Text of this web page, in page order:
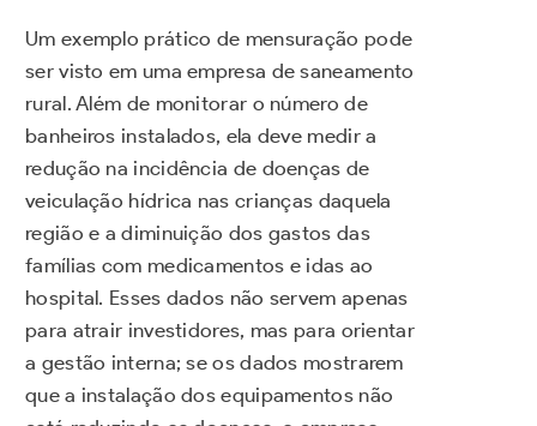
Um exemplo prático de mensuração pode
ser visto em uma empresa de saneamento
rural. Além de monitorar o número de
banheiros instalados, ela deve medir a
redução na incidência de doenças de
veiculação hídrica nas crianças daquela
região e a diminuição dos gastos das
famílias com medicamentos e idas ao
hospital. Esses dados não servem apenas
para atrair investidores, mas para orientar
a gestão interna; se os dados mostrarem
que a instalação dos equipamentos não